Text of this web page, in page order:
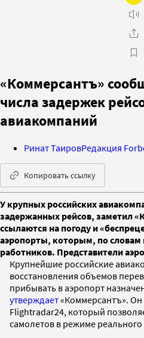
«Коммерсантъ»
числа задержек
авиакомпаний
Ринат ТаировРедакция
Копировать ссылку
У крупных российских
задержанных рейсов, заметил
ссылаются на погоду и
аэропорты, которым, по словам
работников. Представители
Крупнейшие российские
восстановления объемов
прибывать в аэропорт
утверждает«Коммерсантъ». Он
Flightradar24, который
самолетов в режиме